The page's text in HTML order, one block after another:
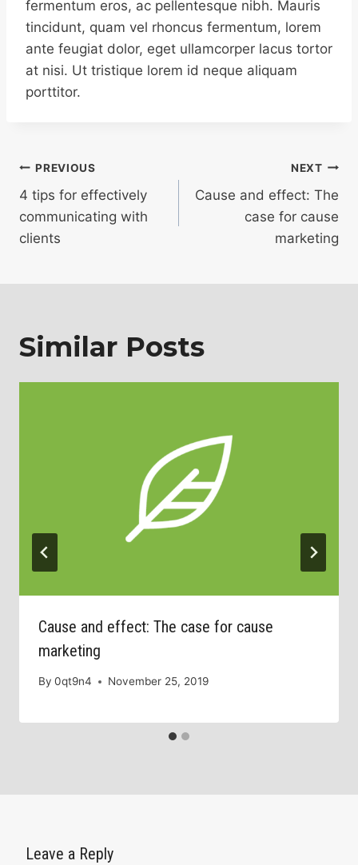
fermentum eros, ac pellentesque nibh. Mauris
tincidunt, quam vel rhoncus fermentum, lorem
ante feugiat dolor, eget ullamcorper lacus tortor
at nisi. Ut tristique lorem id neque aliquam
porttitor.
Post
navigation
PREVIOUS
4 tips for effectively
communicating with
clients
NEXT
Cause and effect: The
case for cause
marketing
Similar Posts
Cause and effect: The case for cause
marketing
By 0qt9n4 November 25, 2019
Leave a Reply